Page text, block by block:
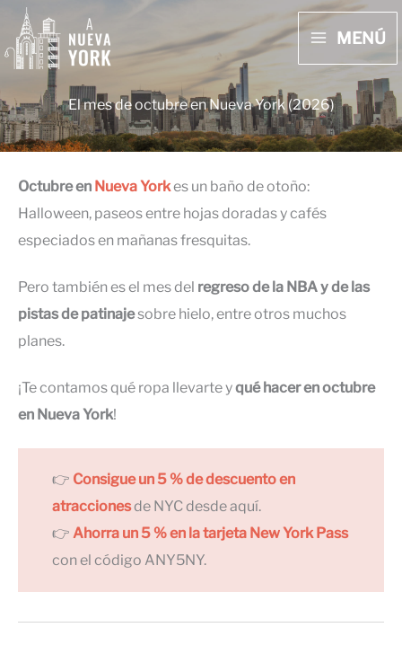
contenido
MENU
MENÚ
El mes de octubre en Nueva York (2026)
Octubre en Nueva Yorkes un baño de otoño:
Halloween, paseos entre hojas doradas y cafés
especiados en mañanas fresquitas.
Pero también es el mes del regreso de la NBA y de las
pistas de patinajesobre hielo, entre otros muchos
planes.
¡Te contamos qué ropa llevarte yqué hacer en octubre
en Nueva York!
👉 Consigue un 5 % de descuento en
atraccionesde NYC desde aquí.
👉 Ahorra un 5 % en la tarjeta New York Pass
con el código ANY5NY.